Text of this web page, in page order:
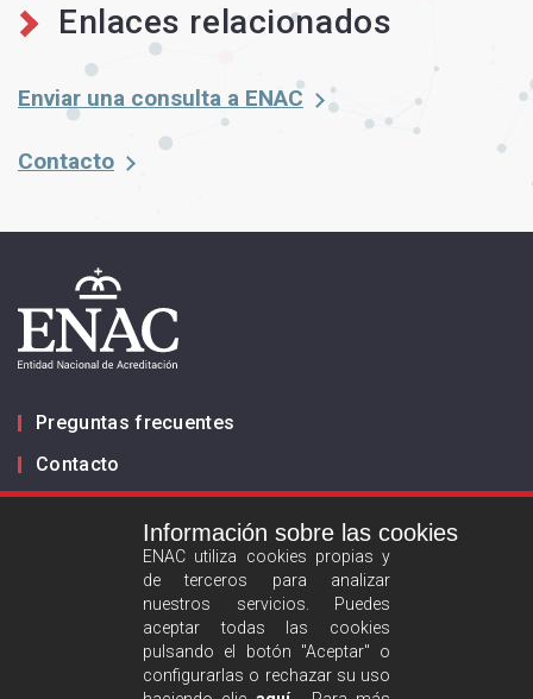
Enlaces relacionados
Enviar una consulta a ENAC
Contacto
Preguntas frecuentes
Contacto
Información sobre las cookies
ENAC utiliza cookies propias y
de terceros para analizar
nuestros servicios. Puedes
aceptar todas las cookies
pulsando el botón "Aceptar" o
configurarlas o rechazar su uso